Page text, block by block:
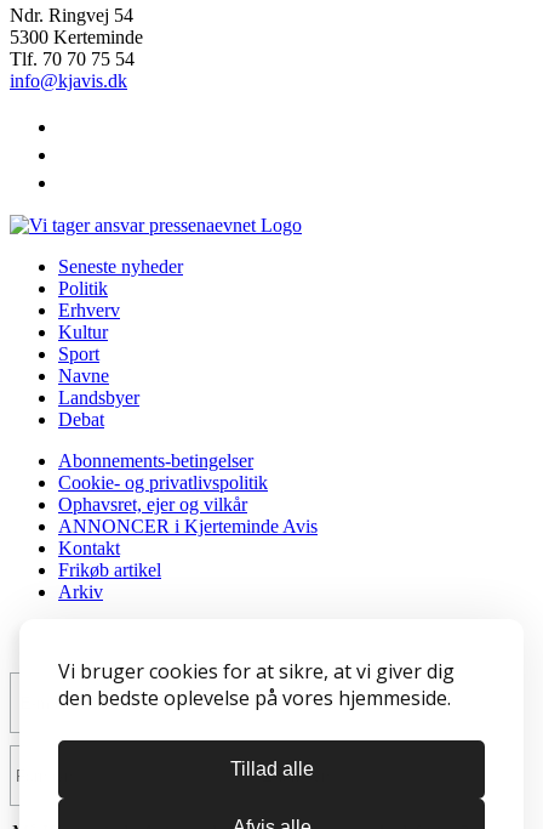
Vi bruger cookies for at sikre, at vi giver dig
den bedste oplevelse på vores hjemmeside.
Tillad alle
Ndr. Ringvej 54
5300 Kerteminde
Tlf. 70 70 75 54
info@kjavis.dk
Seneste nyheder
Politik
Erhverv
Kultur
Sport
Navne
Landsbyer
Debat
Abonnements-betingelser
Cookie- og privatlivspolitik
Ophavsret, ejer og vilkår
ANNONCER i Kjerteminde Avis
Kontakt
Frikøb artikel
Arkiv